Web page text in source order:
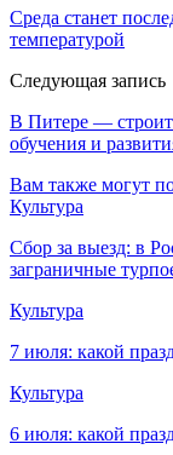
Среда станет
температурой
Следующая запись
В Питере —
обучения и
Вам также могут
Культура
Сбор за выезд: в
заграничные
Культура
7 июля: какой
Культура
6 июля: какой